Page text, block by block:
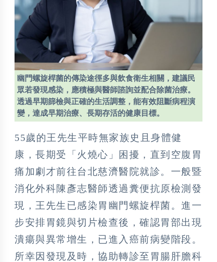
幽門螺旋桿菌的傳染途徑多與飲食衛生相關，建議民
眾若發現感染，應積極與醫師諮詢並配合除菌治療。
透過早期篩檢與正確的生活調整，能有效阻斷病程演
變，達成早期治療、長期存活的健康目標。
55歲的王先生平時無家族史且身體健
康，長期受「火燒心」困擾，直到空腹胃
痛加劇才前往台北慈濟醫院就診。一般暨
消化外科陳彥志醫師透過糞便抗原檢測發
現，王先生已感染胃幽門螺旋桿菌。進一
步安排胃鏡與切片檢查後，確認胃部出現
潰瘍與異常增生，已進入癌前病變階段。
所幸因發現及時，協助轉診至胃腸肝膽科